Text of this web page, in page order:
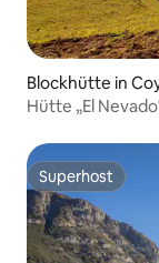
Blockhütte in
Hütte „El
Superhost
Superhost